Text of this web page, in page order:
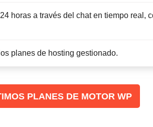
horas a través del chat en tiempo real,
planes de hosting gestionado.
PLANES DE MOTOR WP